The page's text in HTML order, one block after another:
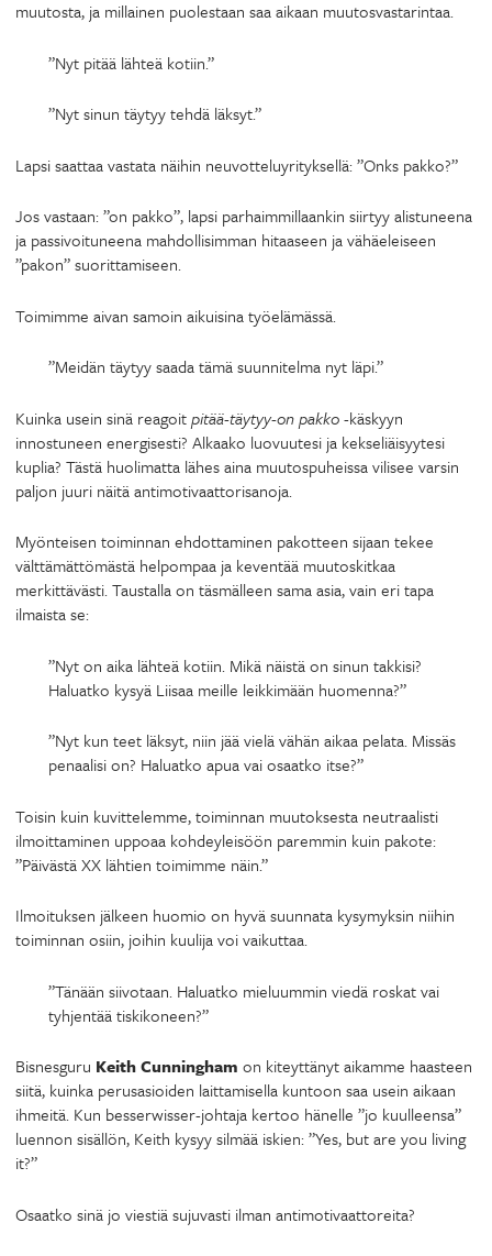
muutosta, ja millainen puolestaan saa aikaan muutosvastarintaa.
”Nyt pitää lähteä kotiin.”
”Nyt sinun täytyy tehdä läksyt.”
Lapsi saattaa vastata näihin neuvotteluyrityksellä: ”Onks pakko?”
Jos vastaan: ”on pakko”, lapsi parhaimmillaankin siirtyy alistuneena
ja passivoituneena mahdollisimman hitaaseen ja vähäeleiseen
”pakon” suorittamiseen.
Toimimme aivan samoin aikuisina työelämässä.
”Meidän täytyy saada tämä suunnitelma nyt läpi.”
Kuinka usein sinä reagoitpitää-täytyy-on pakko-käskyyn
innostuneen energisesti? Alkaako luovuutesi ja kekseliäisyytesi
kuplia? Tästä huolimatta lähes aina muutospuheissa vilisee varsin
paljon juuri näitä antimotivaattorisanoja.
Myönteisen toiminnan ehdottaminen pakotteen sijaan tekee
välttämättömästä helpompaa ja keventää muutoskitkaa
merkittävästi. Taustalla on täsmälleen sama asia, vain eri tapa
ilmaista se:
”Nyt on aika lähteä kotiin. Mikä näistä on sinun takkisi?
Haluatko kysyä Liisaa meille leikkimään huomenna?”
”Nyt kun teet läksyt, niin jää vielä vähän aikaa pelata. Missäs
penaalisi on? Haluatko apua vai osaatko itse?”
Toisin kuin kuvittelemme, toiminnan muutoksesta neutraalisti
ilmoittaminen uppoaa kohdeyleisöön paremmin kuin pakote:
”Päivästä XX lähtien toimimme näin.”
Ilmoituksen jälkeen huomio on hyvä suunnata kysymyksin niihin
toiminnan osiin, joihin kuulija voi vaikuttaa.
”Tänään siivotaan. Haluatko mieluummin viedä roskat vai
tyhjentää tiskikoneen?”
Bisnesguru Keith Cunningham on kiteyttänyt aikamme haasteen
siitä, kuinka perusasioiden laittamisella kuntoon saa usein aikaan
ihmeitä. Kun besserwisser-johtaja kertoo hänelle ”jo kuulleensa”
luennon sisällön, Keith kysyy silmää iskien: ”Yes, but are you living
it?”
Osaatko sinä jo viestiä sujuvasti ilman antimotivaattoreita?